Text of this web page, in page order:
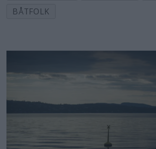
bli abonnent ved å trykke her.
BÅTFOLK